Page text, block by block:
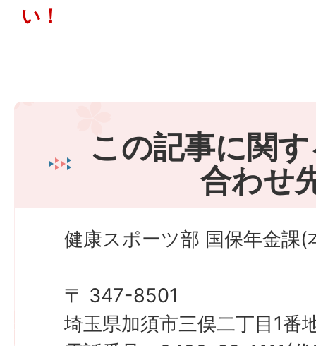
い！
この記事に関
合わせ
健康スポーツ部 国保年金課(
〒 347-8501
埼玉県加須市三俣二丁目1番